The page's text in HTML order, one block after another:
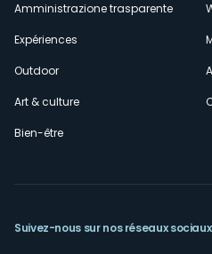
Amministrazione trasparente
Expériences
Outdoor
Art & culture
Bien-être
Suivez-nous sur nos réseaux sociaux